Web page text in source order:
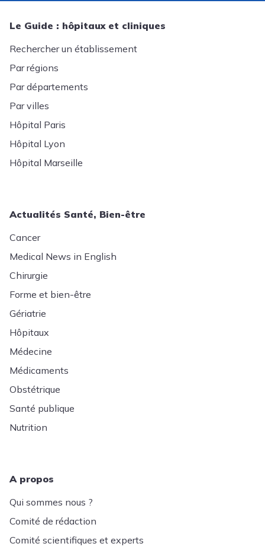
Le Guide : hôpitaux et cliniques
Rechercher un établissement
Par régions
Par départements
Par villes
Hôpital Paris
Hôpital Lyon
Hôpital Marseille
Actualités Santé, Bien-être
Cancer
Medical News in English
Chirurgie
Forme et bien-être
Gériatrie
Hôpitaux
Médecine
Médicaments
Obstétrique
Santé publique
Nutrition
A propos
Qui sommes nous ?
Comité de rédaction
Comité scientifiques et experts